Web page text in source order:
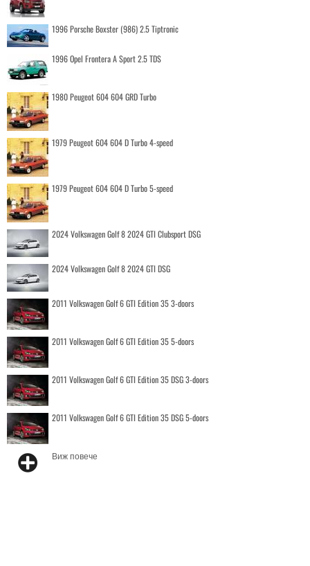
1996 Porsche Boxster (986) 2.5 Tiptronic
1996 Opel Frontera A Sport 2.5 TDS
1980 Peugeot 604 604 GRD Turbo
1979 Peugeot 604 604 D Turbo 4-speed
1979 Peugeot 604 604 D Turbo 5-speed
2024 Volkswagen Golf 8 2024 GTI Clubsport DSG
2024 Volkswagen Golf 8 2024 GTI DSG
2011 Volkswagen Golf 6 GTI Edition 35 3-doors
2011 Volkswagen Golf 6 GTI Edition 35 5-doors
2011 Volkswagen Golf 6 GTI Edition 35 DSG 3-doors
2011 Volkswagen Golf 6 GTI Edition 35 DSG 5-doors
Виж повече